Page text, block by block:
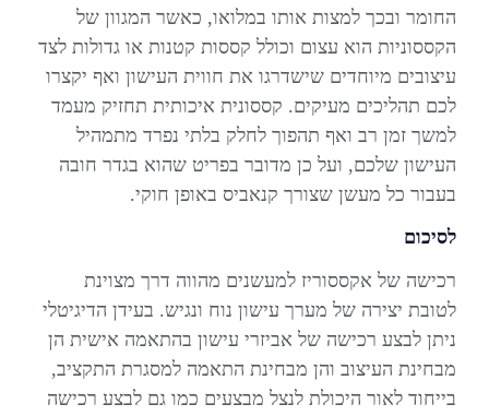
החומר ובכך למצות אותו במלואו, כאשר המגוון של
הקססוניות הוא עצום וכולל קססות קטנות או גדולות לצד
עיצובים מיוחדים שישדרגו את חווית העישון ואף יקצרו
לכם תהליכים מעיקים. קססונית איכותית תחזיק מעמד
למשך זמן רב ואף תהפוך לחלק בלתי נפרד מתמהיל
העישון שלכם, ועל כן מדובר בפריט שהוא בגדר חובה
בעבור כל מעשן שצורך קנאביס באופן חוקי.
לסיכום
רכישה של אקססוריז למעשנים מהווה דרך מצוינת
לטובת יצירה של מערך עישון נוח ונגיש. בעידן הדיגיטלי
ניתן לבצע רכישה של אביזרי עישון בהתאמה אישית הן
מבחינת העיצוב והן מבחינת התאמה למסגרת התקציב,
בייחוד לאור היכולת לנצל מבצעים כמו גם לבצע רכישה